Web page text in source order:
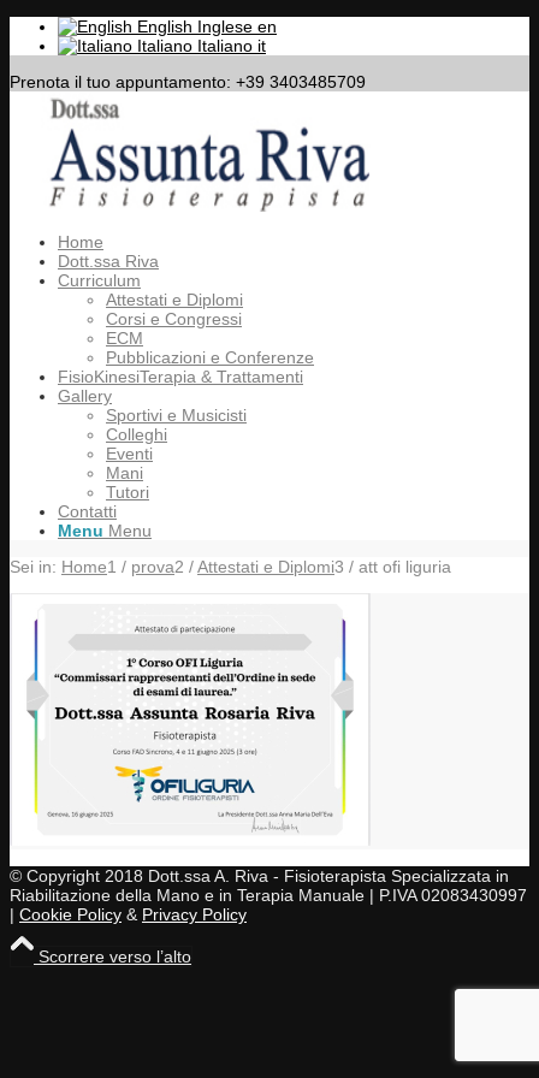
English Inglese en
Italiano Italiano it
Prenota il tuo appuntamento: +39 3403485709
Home
Dott.ssa Riva
Curriculum
Attestati e Diplomi
Corsi e Congressi
ECM
Pubblicazioni e Conferenze
FisioKinesiTerapia & Trattamenti
Gallery
Sportivi e Musicisti
Colleghi
Eventi
Mani
Tutori
Contatti
Menu Menu
Sei in: Home1 / prova2 /Attestati e Diplomi3 / att ofi liguria
© Copyright 2018 Dott.ssa A. Riva - Fisioterapista Specializzata in
Riabilitazione della Mano e in Terapia Manuale | P.IVA 02083430997
| Cookie Policy & Privacy Policy
Scorrere verso l’alto